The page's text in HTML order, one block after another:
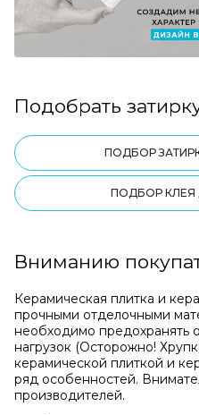
Подобрать
ПОДБОР
ПОДБОР КЛЕЯ
Вниманию
Керамическая плитка и
прочными отделочными
необходимо предохранять
нагрузок (Осторожно!
керамической плиткой и
ряд особенностей.
производителей.